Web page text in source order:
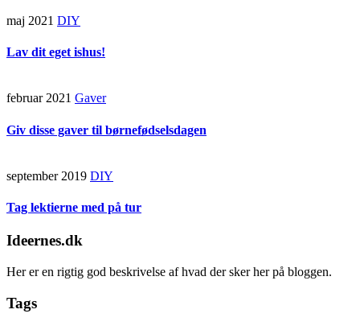
maj 2021 DIY
Lav dit eget ishus!
februar 2021 Gaver
Giv disse gaver til børnefødselsdagen
september 2019 DIY
Tag lektierne med på tur
Ideernes.dk
Her er en rigtig god beskrivelse af hvad der sker her på bloggen.
Tags